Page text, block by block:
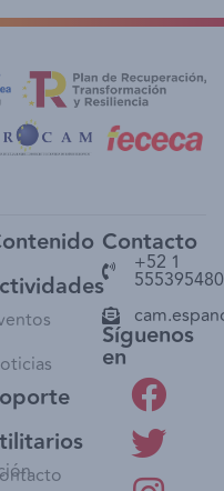
Contacto
+52 1
Síguenos
en